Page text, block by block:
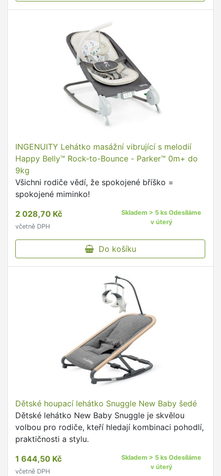
INGENUITY Lehátko masážní vibrující s melodií
Happy Belly™ Rock-to-Bounce - Parker™ 0m+ do
9kg
Všichni rodiče vědí, že spokojené bříško =
spokojené miminko!
2 028,70 Kč
včetně DPH
Skladem > 5 ks Odesíláme
v úterý
Do košíku
Dětské houpací lehátko Snuggle New Baby šedé
Dětské lehátko New Baby Snuggle je skvělou
volbou pro rodiče, kteří hledají kombinaci pohodlí,
praktičnosti a stylu.
1 644,50 Kč
včetně DPH
Skladem > 5 ks Odesíláme
v úterý